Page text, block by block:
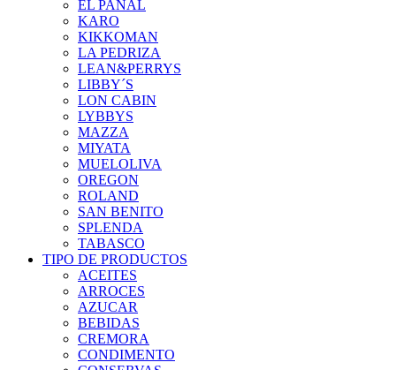
EL PANAL
KARO
KIKKOMAN
LA PEDRIZA
LEAN&PERRYS
LIBBY´S
LON CABIN
LYBBYS
MAZZA
MIYATA
MUELOLIVA
OREGON
ROLAND
SAN BENITO
SPLENDA
TABASCO
TIPO DE PRODUCTOS
ACEITES
ARROCES
AZUCAR
BEBIDAS
CREMORA
CONDIMENTO